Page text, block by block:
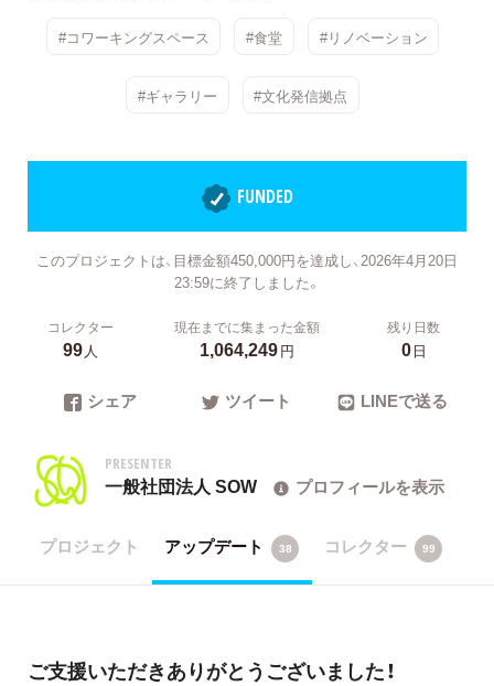
#コワーキングスペース #食堂 #リノベーション
#ギャラリー #文化発信拠点
FUNDED
このプロジェクトは、目標金額450,000円を達成し、2026年4月20日
23:59に終了しました。
コレクター
99人
現在までに集まった金額
1,064,249円
残り日数
0日
シェア ツイート LINEで送る
PRESENTER
一般社団法人 SOW プロフィールを表示
プロジェクト アップデート 38 コレクター 99
ご支援いただきありがとうございました！